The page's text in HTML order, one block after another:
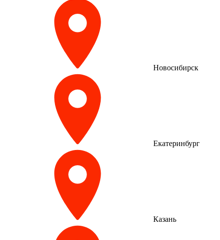
Новосибирск
Екатеринбург
Казань